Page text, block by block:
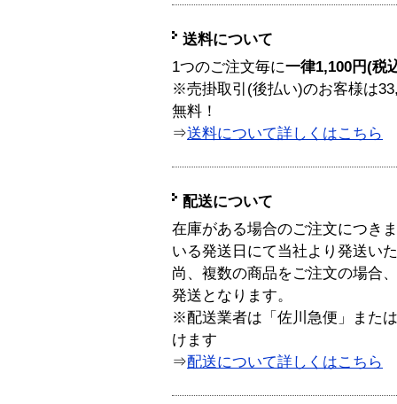
送料について
1つのご注文毎に一律1,100円(税
※売掛取引(後払い)のお客様は
無料！
⇒送料について詳しくはこちら
配送について
在庫がある場合のご注文につき
いる発送日にて当社より発送い
尚、複数の商品をご注文の場合
発送となります。
※配送業者は「佐川急便」また
けます
⇒配送について詳しくはこちら